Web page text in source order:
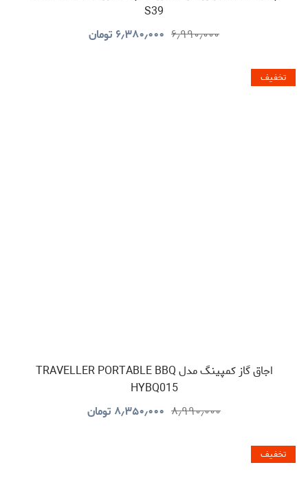
S39
۶٫۹۹۰٫۰۰۰ ۶٫۳۸۰٫۰۰۰ تومان
تخفیف
اجاق گاز کمپینگ مدل TRAVELLER PORTABLE BBQ
HYBQ015
۸٫۹۹۰٫۰۰۰ ۸٫۳۵۰٫۰۰۰ تومان
تخفیف